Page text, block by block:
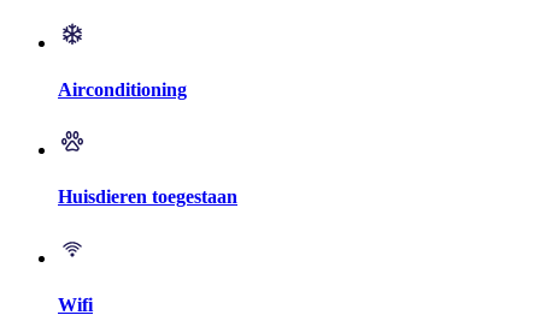
Airconditioning
Huisdieren toegestaan
Wifi